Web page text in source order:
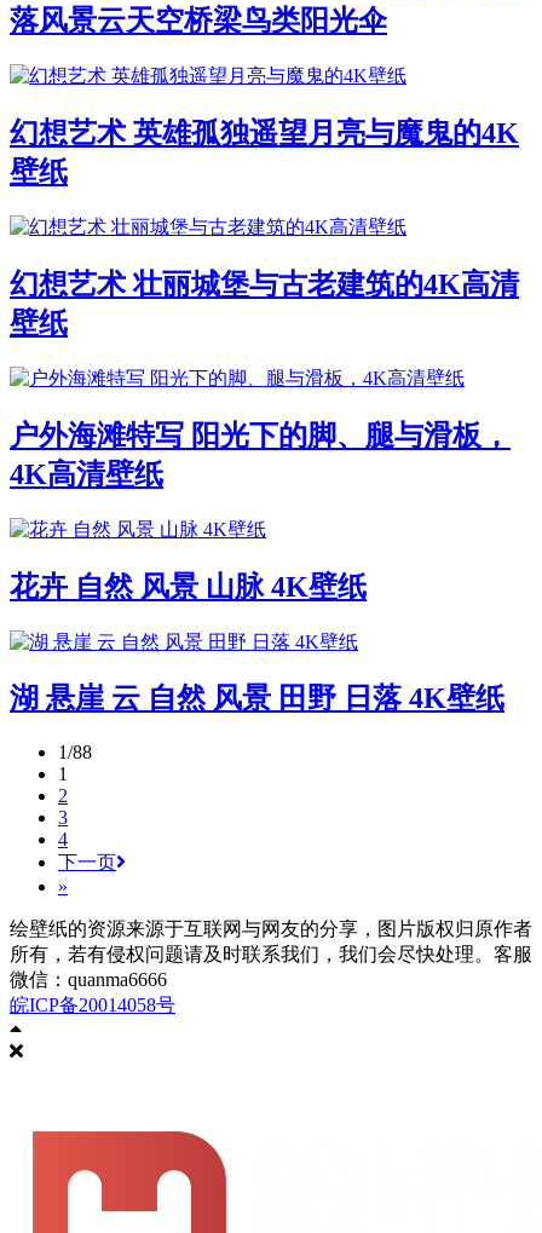
落风景云天空桥梁鸟类阳光伞
幻想艺术 英雄孤独遥望月亮与魔鬼的4K
壁纸
幻想艺术 壮丽城堡与古老建筑的4K高清
壁纸
户外海滩特写 阳光下的脚、腿与滑板，
4K高清壁纸
花卉 自然 风景 山脉 4K壁纸
湖 悬崖 云 自然 风景 田野 日落 4K壁纸
1/88
1
2
3
4
下一页
»
绘壁纸的资源来源于互联网与网友的分享，图片版权归原作者
所有，若有侵权问题请及时联系我们，我们会尽快处理。客服
微信：quanma6666
皖ICP备20014058号